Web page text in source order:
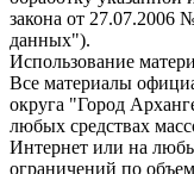
закона от 27.07.2006
данных").
Использование
Все материалы
округа "Город
любых средствах
Интернет или на
ограничений по